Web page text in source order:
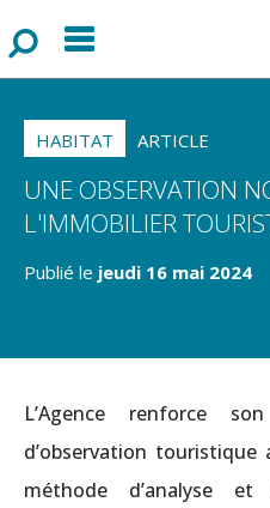
Menu
HABITAT ARTICLE
UNE OBSERVATION
L'IMMOBILIER
Publié le jeudi 16 mai 2024
L’Agence renforce
d’observation
méthode d’analyse